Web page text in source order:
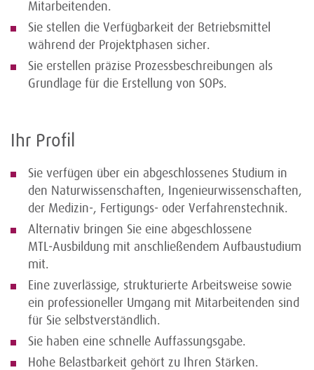
Mitarbeitenden.
Sie stellen die Verfügbarkeit der Betriebsmittel
während der Projektphasen sicher.
Sie erstellen präzise Prozessbeschreibungen als
Grundlage für die Erstellung von SOPs.
Ihr Profil
Sie verfügen über ein abgeschlossenes Studium in
den Naturwissenschaften, Ingenieurwissenschaften,
der Medizin‑, Fertigungs‑ oder Verfahrenstechnik.
Alternativ bringen Sie eine abgeschlossene
MTL‑Ausbildung mit anschließendem Aufbaustudium
mit.
Eine zuverlässige, strukturierte Arbeitsweise sowie
ein professioneller Umgang mit Mitarbeitenden sind
für Sie selbstverständlich.
Sie haben eine schnelle Auffassungsgabe.
Hohe Belastbarkeit gehört zu Ihren Stärken.